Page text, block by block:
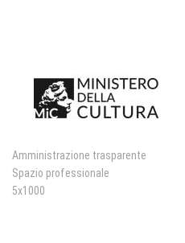
Amministrazione trasparente
Spazio professionale
5x1000